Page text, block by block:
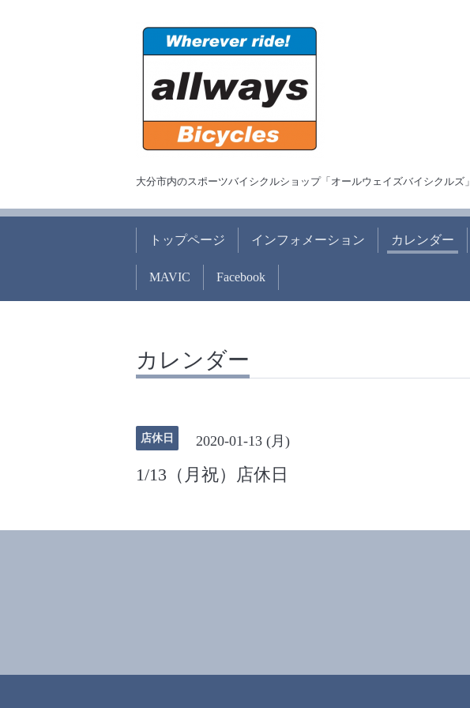
大分市内のスポーツバイシクルショップ「オールウェイズバイシクルズ」
トップページ インフォメーション カレンダー
MAVIC Facebook
カレンダー
店休日 2020-01-13 (月)
1/13（月祝）店休日